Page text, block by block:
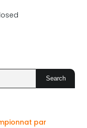
Search
par